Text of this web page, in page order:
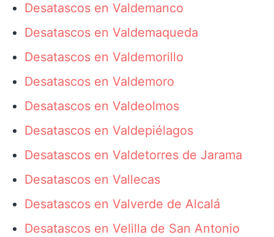
Desatascos en Valdemanco
Desatascos en Valdemaqueda
Desatascos en Valdemorillo
Desatascos en Valdemoro
Desatascos en Valdeolmos
Desatascos en Valdepiélagos
Desatascos en Valdetorres de Jarama
Desatascos en Vallecas
Desatascos en Valverde de Alcalá
Desatascos en Velilla de San Antonio